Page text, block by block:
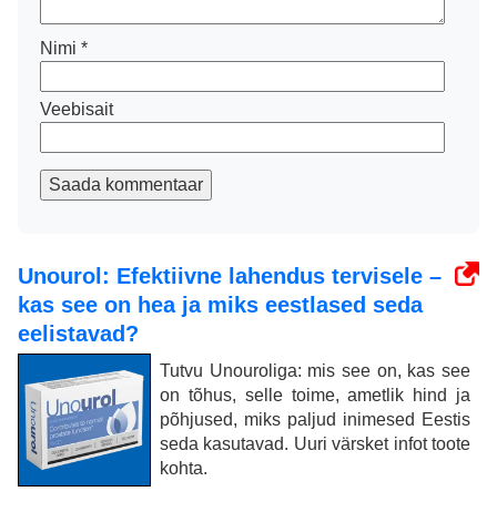
Nimi *
Veebisait
Saada kommentaar
Unourol: Efektiivne lahendus tervisele –
kas see on hea ja miks eestlased seda
eelistavad?
Tutvu Unouroliga: mis see on, kas see
on tõhus, selle toime, ametlik hind ja
põhjused, miks paljud inimesed Eestis
seda kasutavad. Uuri värsket infot toote
kohta.